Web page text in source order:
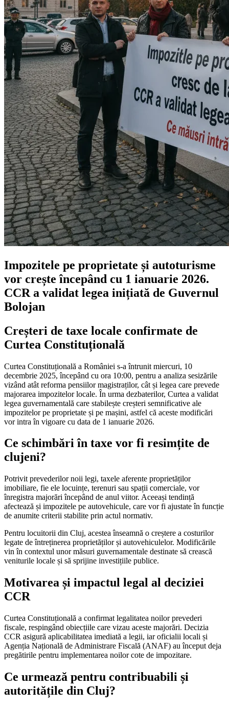
Impozitele pe proprietate și autoturisme
vor crește începând cu 1 ianuarie 2026.
CCR a validat legea inițiată de Guvernul
Bolojan
Creșteri de taxe locale confirmate de
Curtea Constituțională
Curtea Constituțională a României s-a întrunit miercuri, 10
decembrie 2025, începând cu ora 10:00, pentru a analiza sesizările
vizând atât reforma pensiilor magistraților, cât și legea care prevede
majorarea impozitelor locale. În urma dezbaterilor, Curtea a validat
legea guvernamentală care stabilește creșteri semnificative ale
impozitelor pe proprietate și pe mașini, astfel că aceste modificări
vor intra în vigoare cu data de 1 ianuarie 2026.
Ce schimbări în taxe vor fi resimțite de
clujeni?
Potrivit prevederilor noii legi, taxele aferente proprietăților
imobiliare, fie ele locuințe, terenuri sau spații comerciale, vor
înregistra majorări începând de anul viitor. Aceeași tendință
afectează și impozitele pe autovehicule, care vor fi ajustate în funcție
de anumite criterii stabilite prin actul normativ.
Pentru locuitorii din Cluj, acestea înseamnă o creștere a costurilor
legate de întreținerea proprietăților și autovehiculelor. Modificările
vin în contextul unor măsuri guvernamentale destinate să crească
veniturile locale și să sprijine investițiile publice.
Motivarea și impactul legal al deciziei
CCR
Curtea Constituțională a confirmat legalitatea noilor prevederi
fiscale, respingând obiecțiile care vizau aceste majorări. Decizia
CCR asigură aplicabilitatea imediată a legii, iar oficialii locali și
Agenția Națională de Administrare Fiscală (ANAF) au început deja
pregătirile pentru implementarea noilor cote de impozitare.
Ce urmează pentru contribuabili și
autoritățile din Cluj?